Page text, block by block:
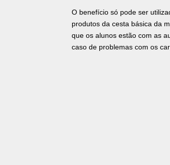
O benefício só pode ser
produtos da cesta básica da
que os alunos estão com as
caso de problemas com os